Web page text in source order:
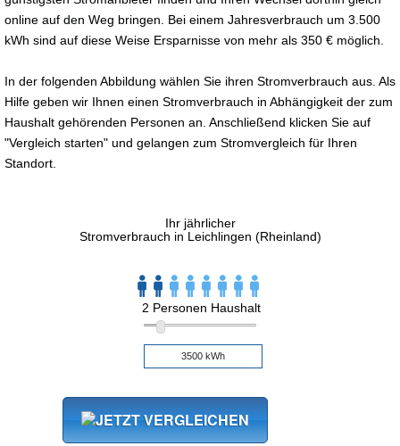
online auf den Weg bringen. Bei einem Jahresverbrauch um 3.500
kWh sind auf diese Weise Ersparnisse von mehr als 350 € möglich.
In der folgenden Abbildung wählen Sie ihren Stromverbrauch aus. Als
Hilfe geben wir Ihnen einen Stromverbrauch in Abhängigkeit der zum
Haushalt gehörenden Personen an. Anschließend klicken Sie auf
"Vergleich starten" und gelangen zum Stromvergleich für Ihren
Standort.
Ihr jährlicher
Stromverbrauch in Leichlingen (Rheinland)
2 Personen Haushalt